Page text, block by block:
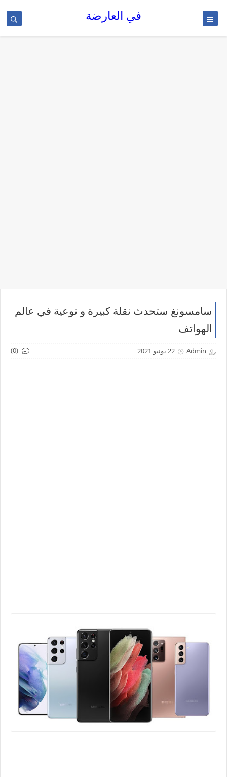
في العارضة
سامسونغ ستحدث نقلة كبيرة و نوعية في عالم
الهواتف
Admin 22 يونيو 2021 (0)